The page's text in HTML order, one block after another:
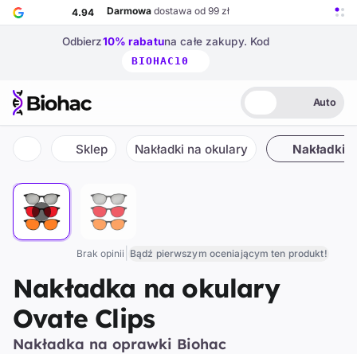
Przejdź do głównej treści
4.94 Darmowa dostawa od 99 zł
Odbierz10% rabatuna całe zakupy. Kod
BIOHAC10
Biohac – strona główna Ciemny
Auto
Auto
Strona główna
Sklep Nakładki na okulary Nakładki
1 / 2
Brak opinii Bądź pierwszym oceniającym ten produkt!
Nakładka na okulary
Ovate Clips
Nakładka na oprawki Biohac